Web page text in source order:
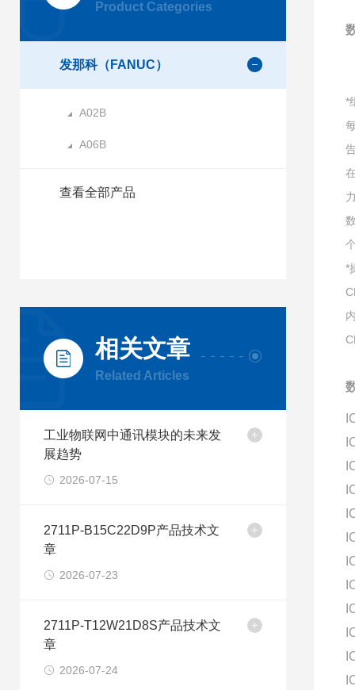
Product Categories
发那科（FANUC）
A02B
A06B
查看全部产品
相关文章
Related Articles
工业物联网中通讯模块的未来发
展趋势
2026-07-15
2711P-B15C22D9P产品技术文
章
2026-07-23
2711P-T12W21D8S产品技术文
章
2026-07-24
*
*